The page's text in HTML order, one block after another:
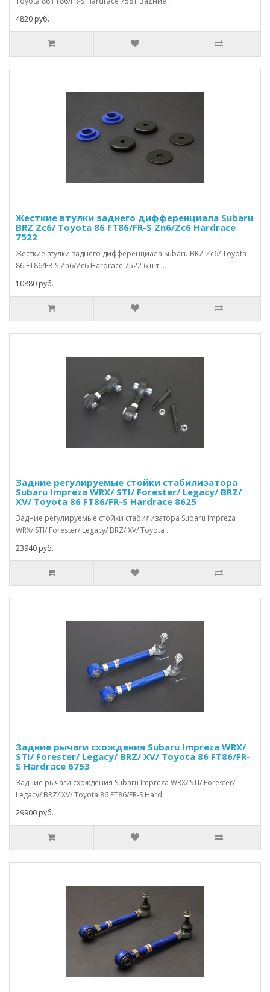
4820 руб.
Жесткие втулки заднего дифференциала Subaru
BRZ Zc6/ Toyota 86 FT86/FR-S Zn6/Zc6 Hardrace
7522
Жесткие втулки заднего дифференциала Subaru BRZ Zc6/ Toyota
86 FT86/FR-S Zn6/Zc6 Hardrace 7522 6 шт...
10880 руб.
Задние регулируемые стойки стабилизатора
Subaru Impreza WRX/ STI/ Forester/ Legacy/ BRZ/
XV/ Toyota 86 FT86/FR-S Hardrace 8625
Задние регулируемые стойки стабилизатора Subaru Impreza
WRX/ STI/ Forester/ Legacy/ BRZ/ XV/ Toyota ..
23940 руб.
Задние рычаги схождения Subaru Impreza WRX/
STI/ Forester/ Legacy/ BRZ/ XV/ Toyota 86 FT86/FR-
S Hardrace 6753
Задние рычаги схождения Subaru Impreza WRX/ STI/ Forester/
Legacy/ BRZ/ XV/ Toyota 86 FT86/FR-S Hard..
29900 руб.